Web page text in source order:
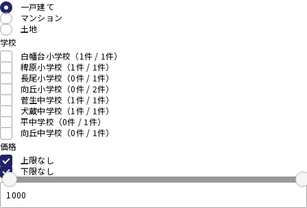
一戸建て
マンション
土地
学校
白幡台小学校 （1件 / 1件）
稗原小学校 （1件 / 1件）
長尾小学校 （0件 / 1件）
向丘小学校 （0件 / 2件）
菅生中学校 （1件 / 1件）
犬蔵中学校 （1件 / 1件）
平中学校 （0件 / 1件）
向丘中学校 （0件 / 1件）
価格
上限なし
下限なし